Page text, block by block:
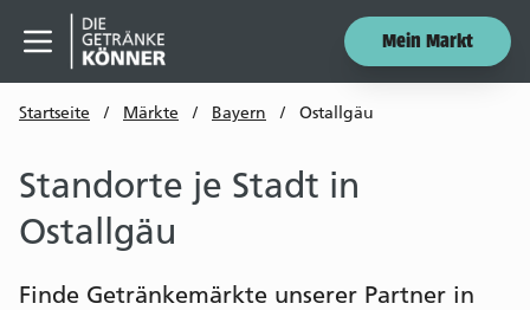
Menü öffnen
Mein Markt
Startseite / Märkte / Bayern / Ostallgäu
Standorte je Stadt in
Ostallgäu
Finde Getränkemärkte unserer Partner in